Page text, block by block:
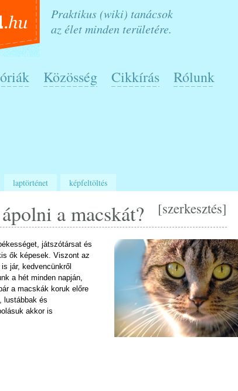
Praktikus (wiki) tanácsok
az élet minden területére.
Közösség Cikkírás Rólunk
laptörténet képfeltöltés
[szerkesztés]
a macskát?
játszótársat és
ők képesek. Viszont az
jár, kedvencünkről
a hét minden napján,
a macskák koruk előre
lustábbak és
akkor is